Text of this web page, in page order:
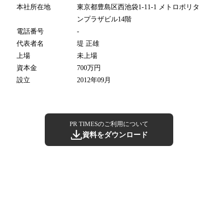
本社所在地
東京都豊島区西池袋1-11-1 メトロポリタ
ンプラザビル14階
電話番号
-
代表者名
堤 正雄
上場
未上場
資本金
700万円
設立
2012年09月
PR TIMESのご利用について
資料をダウンロード